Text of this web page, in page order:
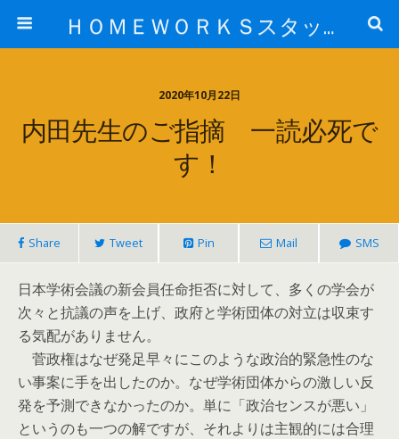
ＨＯＭＥＷＯＲＫＳスタッフ日記ブログ
2020年10月22日
内田先生のご指摘 一読必死で
す！
Share Tweet Pin Mail SMS
日本学術会議の新会員任命拒否に対して、多くの学会が
次々と抗議の声を上げ、政府と学術団体の対立は収束す
る気配がありません。
菅政権はなぜ発足早々にこのような政治的緊急性のな
い事案に手を出したのか。なぜ学術団体からの激しい反
発を予測できなかったのか。単に「政治センスが悪い」
というのも一つの解ですが、それよりは主観的には合理